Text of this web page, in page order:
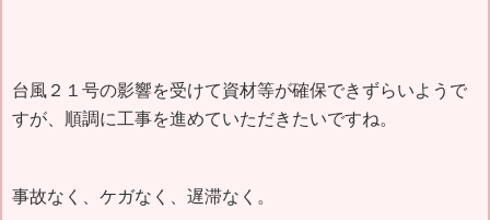
台風２１号の影響を受けて資材等が確保できずらいようで
すが、順調に工事を進めていただきたいですね。
事故なく、ケガなく、遅滞なく。